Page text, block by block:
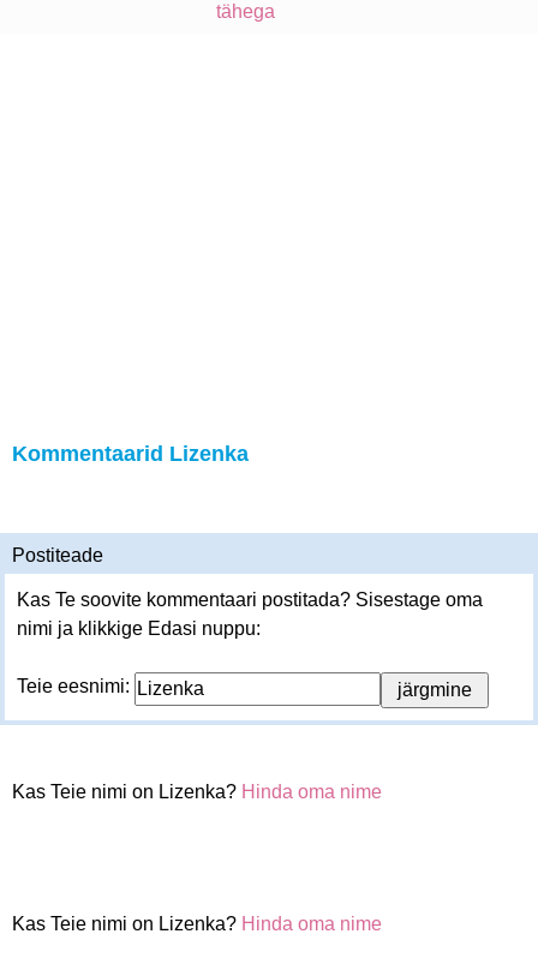
tähega
Kommentaarid Lizenka
Postiteade
Kas Te soovite kommentaari postitada? Sisestage oma
nimi ja klikkige Edasi nuppu:
Teie eesnimi:
Kas Teie nimi on Lizenka? Hinda oma nime
Kas Teie nimi on Lizenka? Hinda oma nime